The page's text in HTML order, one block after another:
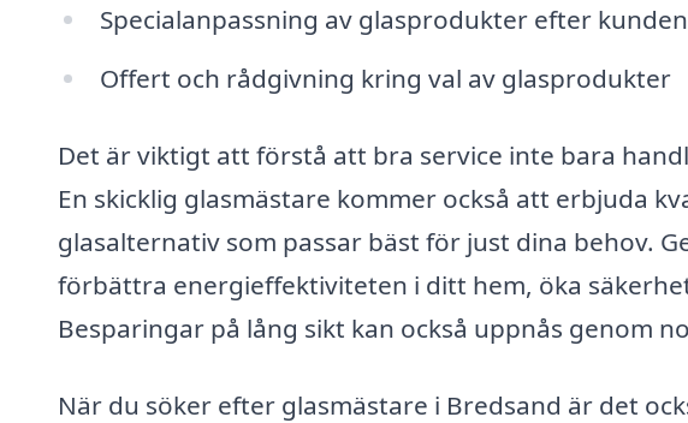
Specialanpassning av glasprodukter efter
Offert och rådgivning kring val av glasprodukter
Det är viktigt att förstå att bra service inte bara
En skicklig glasmästare kommer också att erbjuda
glasalternativ som passar bäst för just dina behov.
förbättra energieffektiviteten i ditt hem, öka
Besparingar på lång sikt kan också uppnås genom
När du söker efter glasmästare i Bredsand är det